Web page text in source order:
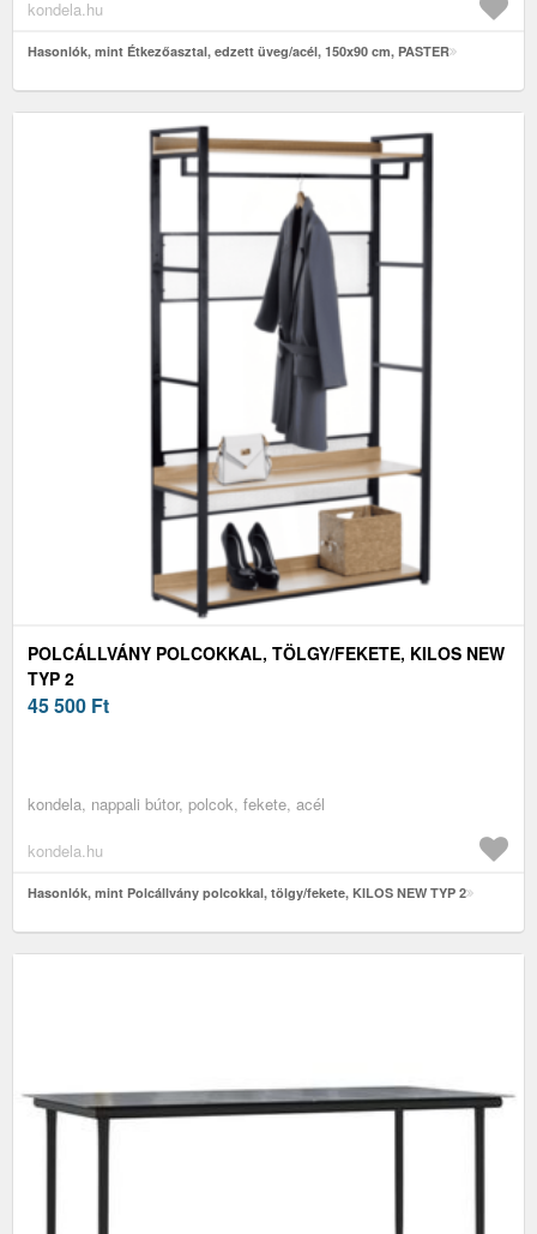
kondela.hu
Hasonlók, mint Étkezőasztal, edzett üveg/acél, 150x90 cm, PASTER
POLCÁLLVÁNY POLCOKKAL, TÖLGY/FEKETE, KILOS NEW
TYP 2
45 500 Ft
kondela, nappali bútor, polcok, fekete, acél
kondela.hu
Hasonlók, mint Polcállvány polcokkal, tölgy/fekete, KILOS NEW TYP 2